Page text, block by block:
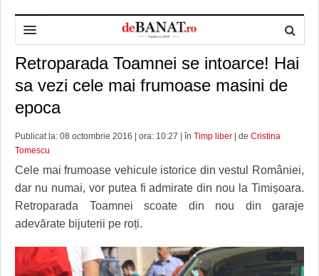
HOME
DESPRE NOI
POLITICA DE CONFIDENȚIALITATE
ADMINISTRAȚIE
PREFECTURA TIMIŞ
SPORT
POLI TIMISOARA
FOTBAL JUDETEAN
OPINII
DOSARELE DEBANAT
JURNAL DE CAMPANIE
TIMP LIBER ȘI CULTURĂ
ULTRAMARIN VA RECOMANDA
AFACERI
SĂNĂTATE
Retroparada Toamnei se intoarce! Hai
sa vezi cele mai frumoase masini de
epoca
Publicat la: 08 octombrie 2016 | ora: 10:27 | în Timp liber | de Cristina
Tomescu
Cele mai frumoase vehicule istorice din vestul României,
dar nu numai, vor putea fi admirate din nou la Timișoara.
Retroparada Toamnei scoate din nou din garaje
adevărate bijuterii pe roți.